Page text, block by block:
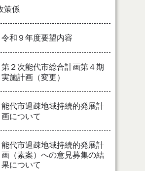
策係
令和９年度要望内容
第２次能代市総合計画第４期
実施計画（変更）
能代市過疎地域持続的発展計
画について
能代市過疎地域持続的発展計
画（素案）への意見募集の結
果について